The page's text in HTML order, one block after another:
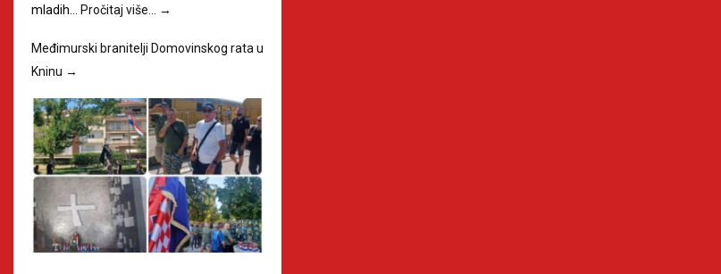
mladih…
Pročitaj više… →
Međimurski branitelji Domovinskog rata u
Kninu →